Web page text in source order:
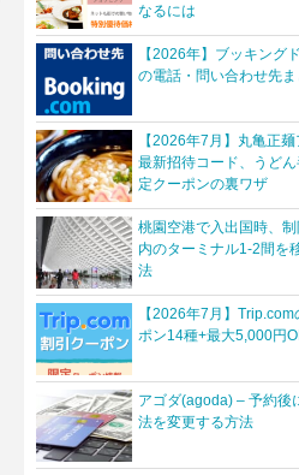
なるには
【2026年】ブッキング
の電話・問い合わせ先ま
【2026年7月】丸亀正
最新招待コード、うど
定クーポンの裏ワザ
桃園空港で入出国時、
内のターミナル1-2間を
法
【2026年7月】
ポン14種+最大5,000円
アゴダ(agoda) – 予約後
法を変更する方法